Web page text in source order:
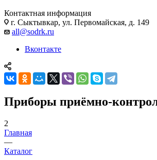
Контактная информация
г. Сыктывкар, ул. Первомайская, д. 149
all@sodrk.ru
Вконтакте
Приборы приёмно-
2
Главная
—
Каталог